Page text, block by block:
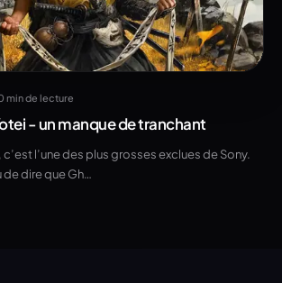
min de lecture
- un manque de tranchant
l’une des plus grosses exclues de Sony.
de dire que Gh…